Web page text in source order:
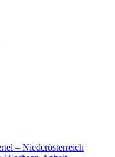
– Niederösterreich